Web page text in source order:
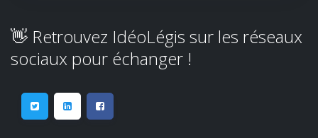
👋 Retrouvez IdéoLégis sur les réseaux
sociaux pour échanger !